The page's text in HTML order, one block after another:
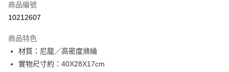
超商取貨付款
Apple Pay
街口支付
商品編號
10212607
商品特色
材質：尼龍／高密度滌綸
實物尺寸約：40X28X17cm